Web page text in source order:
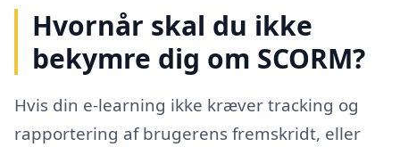
Hvornår skal du ikke
bekymre dig om SCORM?
Hvis din e-learning ikke kræver tracking og
rapportering af brugerens fremskridt, eller